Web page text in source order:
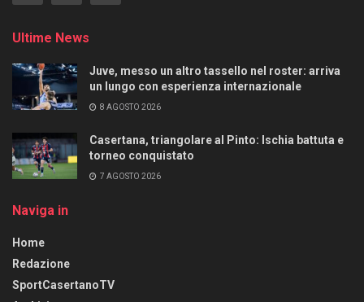
Ultime News
Juve, messo un altro tassello nel roster: arriva
un lungo con esperienza internazionale
8 AGOSTO 2026
Casertana, triangolare al Pinto: Ischia battuta e
torneo conquistato
7 AGOSTO 2026
Naviga in
Home
Redazione
SportCasertanoTV